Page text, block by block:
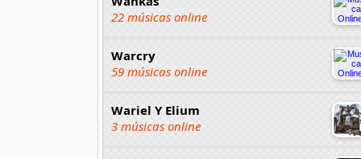
22 músicas online
Warcry
59 músicas online
Wariel Y Elium
3 músicas online